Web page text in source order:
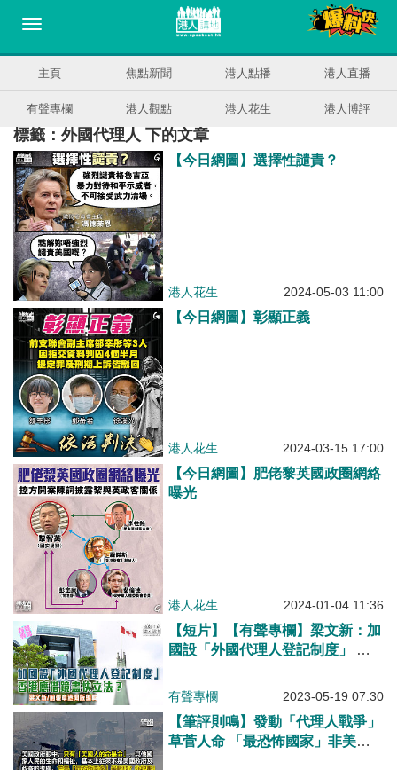
主頁 焦點新聞 港人點播 港人直播
有聲專欄 港人觀點 港人花生 港人博評
標籤：外國代理人 下的文章
【今日網圖】選擇性譴責？
港人花生 2024-05-03 11:00
【今日網圖】彰顯正義
港人花生 2024-03-15 17:00
【今日網圖】肥佬黎英國政圈網絡
曝光
港人花生 2024-01-04 11:36
【短片】【有聲專欄】梁文新：加
國設「外國代理人登記制度」 香
有聲專欄 2023-05-19 07:30
【筆評則鳴】發動「代理人戰爭」
草菅人命 「最恐怖國家」非美國